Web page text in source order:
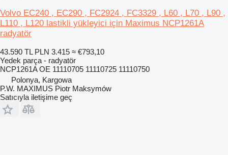
Volvo EC240 , EC290 , FC2924 , FC3329 , L60 , L70 , L90 ,
L110 , L120 lastikli yükleyici için Maximus NCP1261A
radyatör
43.590 TL PLN 3.415 ≈ €793,10
Yedek parça - radyatör
NCP1261A OE 11110705 11110725 11110750
Polonya, Kargowa
P.W. MAXIMUS Piotr Maksymów
Satıcıyla iletişime geç